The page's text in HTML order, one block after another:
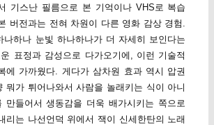
기스난 필름으로 본 기억이나 VHS로 복습
버전과는 전혀 차원이 다른 영화 감상 경험.
나하나 눈빛 하나하나가 더 자세히 보인다는
표정과 감성으로 다가오기에, 이런 기술적
에 가까웠다. 게다가 삼차원 효과 역시 압권
뭐가 튀어나와서 사람을 놀래키는 식이 아니
만들어서 생동감을 더욱 배가시키는 쪽으로
리는 나선언덕 위에서 잭이 신세한탄의 노래